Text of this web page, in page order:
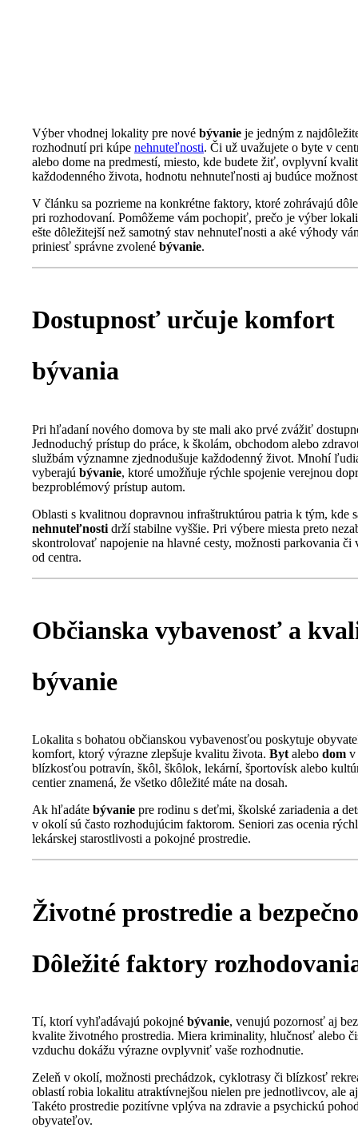
Výber vhodnej lokality pre nové bývanie je jedným z
rozhodnutí pri kúpe nehnuteľnosti. Či už uvažujete o byte v
alebo dome na predmestí, miesto, kde budete žiť, ovplyvní
každodenného života, hodnotu nehnuteľnosti aj budúce
V článku sa pozrieme na konkrétne faktory, ktoré zohrávajú
pri rozhodovaní. Pomôžeme vám pochopiť, prečo je výber
ešte dôležitejší než samotný stav nehnuteľnosti a aké výhody
priniesť správne zvolené bývanie.
Dostupnosť určuje komfort
bývania
Pri hľadaní nového domova by ste mali ako prvé zvážiť
Jednoduchý prístup do práce, k školám, obchodom alebo
službám významne zjednodušuje každodenný život. Mnohí
vyberajú bývanie, ktoré umožňuje rýchle spojenie verejnou
bezproblémový prístup autom.
Oblasti s kvalitnou dopravnou infraštruktúrou patria k tým, kde
nehnuteľnosti drží stabilne vyššie. Pri výbere miesta preto
skontrolovať napojenie na hlavné cesty, možnosti parkovania či
od centra.
Občianska vybavenosť a
bývanie
Lokalita s bohatou občianskou vybavenosťou poskytuje
komfort, ktorý výrazne zlepšuje kvalitu života. Byt alebo dom v
blízkosťou potravín, škôl, škôlok, lekární, športovísk alebo
centier znamená, že všetko dôležité máte na dosah.
Ak hľadáte bývanie pre rodinu s deťmi, školské zariadenia a
v okolí sú často rozhodujúcim faktorom. Seniori zas ocenia
lekárskej starostlivosti a pokojné prostredie.
Životné prostredie a
Dôležité faktory
Tí, ktorí vyhľadávajú pokojné bývanie, venujú pozornosť aj
kvalite životného prostredia. Miera kriminality, hlučnosť alebo
vzduchu dokážu výrazne ovplyvniť vaše rozhodnutie.
Zeleň v okolí, možnosti prechádzok, cyklotrasy či blízkosť
oblastí robia lokalitu atraktívnejšou nielen pre jednotlivcov, ale
Takéto prostredie pozitívne vplýva na zdravie a psychickú
obyvateľov.